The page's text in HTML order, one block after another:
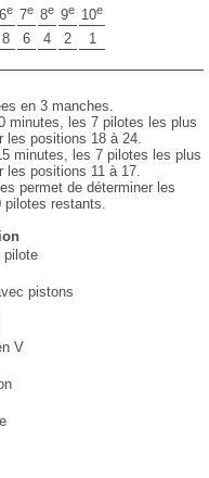
6e 7e 8e 9e 10e
8 6 4 2 1
en 3 manches.
minutes, les 7 pilotes les plus
les positions 18 à 24.
minutes, les 7 pilotes les plus
les positions 11 à 17.
permet de déterminer les
pilotes restants.
pilote
pistons
V